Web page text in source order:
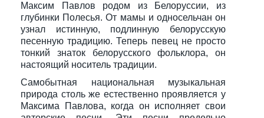
Максим Павлов родом из Белоруссии, из
глубинки Полесья. От мамы и односельчан он
узнал истинную, подлинную белорусскую
песенную традицию. Теперь певец не просто
тонкий знаток белорусского фольклора, он
настоящий носитель традиции.
Самобытная национальная музыкальная
природа столь же естественно проявляется у
Максима Павлова, когда он исполняет свои